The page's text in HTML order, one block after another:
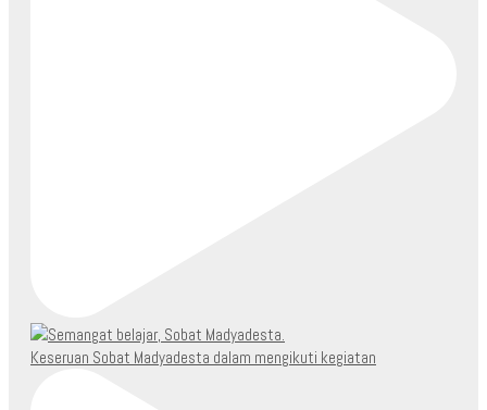
Keseruan Sobat Madyadesta dalam mengikuti kegiatan